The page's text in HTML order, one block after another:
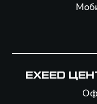
EXEED